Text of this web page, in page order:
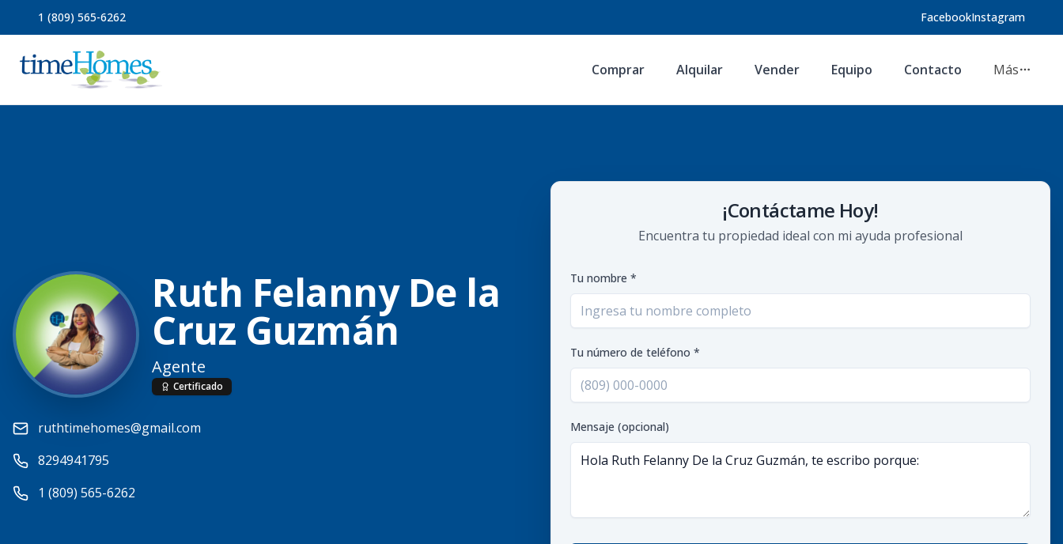
1 (809) 565-6262 FacebookInstagram
Comprar Alquilar Vender Equipo Contacto Más
Ruth Felanny De la
Cruz Guzmán
Agente
Certificado
ruthtimehomes@gmail.com
8294941795
1 (809) 565-6262
¡Contáctame Hoy!
Encuentra tu propiedad ideal con mi ayuda profesional
Tu nombre *
Tu número de teléfono *
Mensaje (opcional)